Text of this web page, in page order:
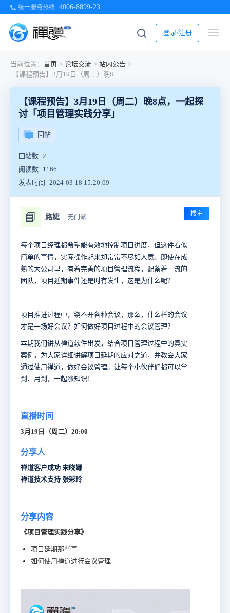
统一服务热线 4006-8899-23
登录/注册
当前位置： 首页 > 论坛交流 > 站内公告 >
【课程预告】3月19日（周二）晚8点，一起探讨「项目管理实践分享」
【课程预告】3月19日（周二）晚8点，一起探
讨「项目管理实践分享」
回帖
回帖数 2
阅读数 1166
发表时间
2024-03-18 15:20:09
📘 路婕 无门派 楼主
每个项目经理都希望能有效地控制项目进度，但这件看似
简单的事情，实际操作起来却常常不尽如人意。即使在成
熟的大公司里，有着完善的项目管理流程，配备着一流的
团队，项目延期事件还是时有发生，这是为什么呢？
项目推进过程中，绕不开各种会议，那么，什么样的会议
才是一场好会议？如何做好项目过程中的会议管理？
本期我们讲从禅道软件出发，结合项目管理过程中的真实
案例，为大家详细讲解项目延期的应对之道，并教会大家
通过使用禅道，做好会议管理。让每个小伙伴们都可以学
到、用到，一起涨知识！
直播时间
3月19日（周二）20:00
分享人
禅道客户成功 宋晓娜
禅道技术支持 张彩玲
分享内容
《项目管理实践分享》
项目延期那些事
如何使用禅道进行会议管理